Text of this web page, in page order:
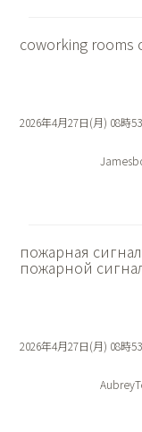
coworking rooms
2026年4月27日(月) 08時
пожарная
пожарной
2026年4月27日(月) 08時